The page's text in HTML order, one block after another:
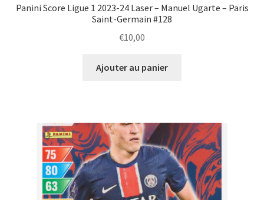
Panini Score Ligue 1 2023-24 Laser – Manuel Ugarte – Paris
Saint-Germain #128
€10,00
Ajouter au panier